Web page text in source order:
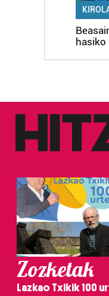
hasiko
Zozketak
Lazkao Txikik 100